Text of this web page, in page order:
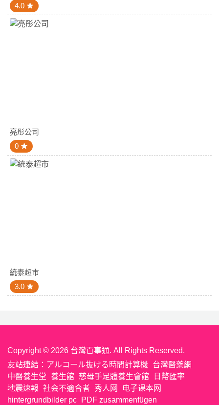
4.0
亮彤公司
0
統泰超市
3.0
Copyright © 2026 台灣百事通. All Rights Reserved.
友站連結： アルコール抜ける時間計算機
台灣醫藥網
中醫養生堂 養生館 慈母手足體養生會館
日幣匯率
地震速報 社会不適合者 秀人网
电子课本网
hintergrundbilder pc
PDF zusammenfügen